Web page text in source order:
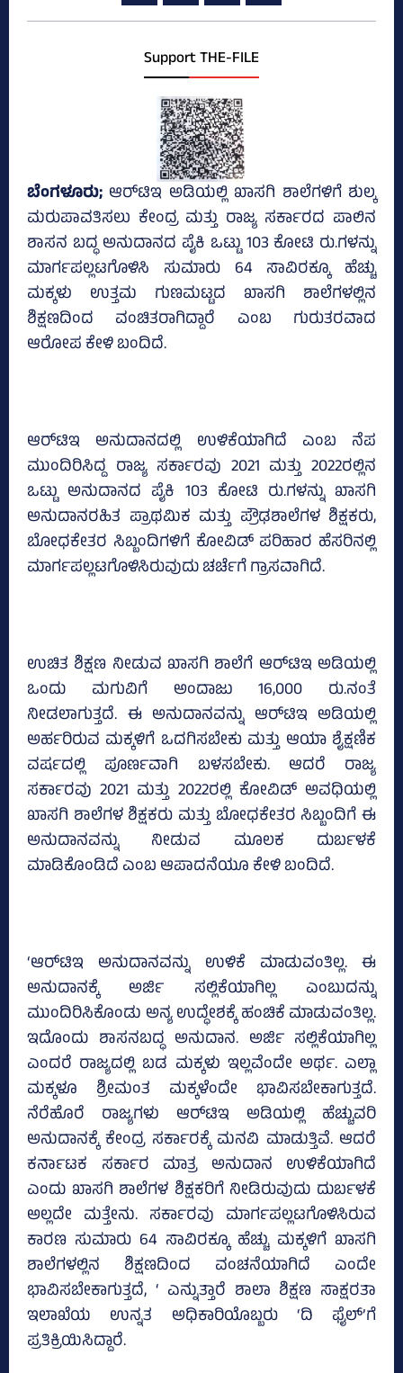
Support THE-FILE
ಬೆಂಗಳೂರು; ಆರ್‌ಟಿಇ ಅಡಿಯಲ್ಲಿ ಖಾಸಗಿ ಶಾಲೆಗಳಿಗೆ ಶುಲ್ಕ
ಮರುಪಾವತಿಸಲು ಕೇಂದ್ರ ಮತ್ತು ರಾಜ್ಯ ಸರ್ಕಾರದ ಪಾಲಿನ
ಶಾಸನ ಬದ್ಧ ಅನುದಾನದ ಪೈಕಿ ಒಟ್ಟು 103 ಕೋಟಿ ರು.ಗಳನ್ನು
ಮಾರ್ಗಪಲ್ಲಟಗೊಳಿಸಿ ಸುಮಾರು 64 ಸಾವಿರಕ್ಕೂ ಹೆಚ್ಚು
ಮಕ್ಕಳು ಉತ್ತಮ ಗುಣಮಟ್ಟದ ಖಾಸಗಿ ಶಾಲೆಗಳಲ್ಲಿನ
ಶಿಕ್ಷಣದಿಂದ ವಂಚಿತರಾಗಿದ್ದಾರೆ ಎಂಬ ಗುರುತರವಾದ
ಆರೋಪ ಕೇಳಿ ಬಂದಿದೆ.
ಆರ್‌ಟಿಇ ಅನುದಾನದಲ್ಲಿ ಉಳಿಕೆಯಾಗಿದೆ ಎಂಬ ನೆಪ
ಮುಂದಿರಿಸಿದ್ದ ರಾಜ್ಯ ಸರ್ಕಾರವು 2021 ಮತ್ತು 2022ರಲ್ಲಿನ
ಒಟ್ಟು ಅನುದಾನದ ಪೈಕಿ 103 ಕೋಟಿ ರು.ಗಳನ್ನು ಖಾಸಗಿ
ಅನುದಾನರಹಿತ ಪ್ರಾಥಮಿಕ ಮತ್ತು ಪ್ರೌಢಶಾಲೆಗಳ ಶಿಕ್ಷಕರು,
ಬೋಧಕೇತರ ಸಿಬ್ಬಂದಿಗಳಿಗೆ ಕೋವಿಡ್‌ ಪರಿಹಾರ ಹೆಸರಿನಲ್ಲಿ
ಮಾರ್ಗಪಲ್ಲಟಗೊಳಿಸಿರುವುದು ಚರ್ಚೆಗೆ ಗ್ರಾಸವಾಗಿದೆ.
ಉಚಿತ ಶಿಕ್ಷಣ ನೀಡುವ ಖಾಸಗಿ ಶಾಲೆಗೆ ಆರ್‌ಟಿಇ ಅಡಿಯಲ್ಲಿ
ಒಂದು ಮಗುವಿಗೆ ಅಂದಾಜು 16,000 ರು.ನಂತೆ
ನೀಡಲಾಗುತ್ತದೆ. ಈ ಅನುದಾನವನ್ನು ಆರ್‌ಟಿಇ ಅಡಿಯಲ್ಲಿ
ಅರ್ಹರಿರುವ ಮಕ್ಕಳಿಗೆ ಒದಗಿಸಬೇಕು ಮತ್ತು ಆಯಾ ಶೈಕ್ಷಣಿಕ
ವರ್ಷದಲ್ಲಿ ಪೂರ್ಣವಾಗಿ ಬಳಸಬೇಕು. ಆದರೆ ರಾಜ್ಯ
ಸರ್ಕಾರವು 2021 ಮತ್ತು 2022ರಲ್ಲಿ ಕೋವಿಡ್‌ ಅವಧಿಯಲ್ಲಿ
ಖಾಸಗಿ ಶಾಲೆಗಳ ಶಿಕ್ಷಕರು ಮತ್ತು ಬೋಧಕೇತರ ಸಿಬ್ಬಂದಿಗೆ ಈ
ಅನುದಾನವನ್ನು ನೀಡುವ ಮೂಲಕ ದುರ್ಬಳಕೆ
ಮಾಡಿಕೊಂಡಿದೆ ಎಂಬ ಆಪಾದನೆಯೂ ಕೇಳಿ ಬಂದಿದೆ.
‘ಆರ್‌ಟಿಇ ಅನುದಾನವನ್ನು ಉಳಿಕೆ ಮಾಡುವಂತಿಲ್ಲ. ಈ
ಅನುದಾನಕ್ಕೆ ಅರ್ಜಿ ಸಲ್ಲಿಕೆಯಾಗಿಲ್ಲ ಎಂಬುದನ್ನು
ಮುಂದಿರಿಸಿಕೊಂಡು ಅನ್ಯ ಉದ್ಧೇಶಕ್ಕೆ ಹಂಚಿಕೆ ಮಾಡುವಂತಿಲ್ಲ.
ಇದೊಂದು ಶಾಸನಬದ್ಧ ಅನುದಾನ. ಅರ್ಜಿ ಸಲ್ಲಿಕೆಯಾಗಿಲ್ಲ
ಎಂದರೆ ರಾಜ್ಯದಲ್ಲಿ ಬಡ ಮಕ್ಕಳು ಇಲ್ಲವೆಂದೇ ಅರ್ಥ. ಎಲ್ಲಾ
ಮಕ್ಕಳೂ ಶ್ರೀಮಂತ ಮಕ್ಕಳೆಂದೇ ಭಾವಿಸಬೇಕಾಗುತ್ತದೆ.
ನೆರೆಹೊರೆ ರಾಜ್ಯಗಳು ಆರ್‌ಟಿಇ ಅಡಿಯಲ್ಲಿ ಹೆಚ್ಚುವರಿ
ಅನುದಾನಕ್ಕೆ ಕೇಂದ್ರ ಸರ್ಕಾರಕ್ಕೆ ಮನವಿ ಮಾಡುತ್ತಿವೆ. ಆದರೆ
ಕರ್ನಾಟಕ ಸರ್ಕಾರ ಮಾತ್ರ ಅನುದಾನ ಉಳಿಕೆಯಾಗಿದೆ
ಎಂದು ಖಾಸಗಿ ಶಾಲೆಗಳ ಶಿಕ್ಷಕರಿಗೆ ನೀಡಿರುವುದು ದುರ್ಬಳಕೆ
ಅಲ್ಲದೇ ಮತ್ತೇನು. ಸರ್ಕಾರವು ಮಾರ್ಗಪಲ್ಲಟಗೊಳಿಸಿರುವ
ಕಾರಣ ಸುಮಾರು 64 ಸಾವಿರಕ್ಕೂ ಹೆಚ್ಚು ಮಕ್ಕಳಿಗೆ ಖಾಸಗಿ
ಶಾಲೆಗಳಲ್ಲಿನ ಶಿಕ್ಷಣದಿಂದ ವಂಚನೆಯಾಗಿದೆ ಎಂದೇ
ಭಾವಿಸಬೇಕಾಗುತ್ತದೆ, ‘ ಎನ್ನುತ್ತಾರೆ ಶಾಲಾ ಶಿಕ್ಷಣ ಸಾಕ್ಷರತಾ
ಇಲಾಖೆಯ ಉನ್ನತ ಅಧಿಕಾರಿಯೊಬ್ಬರು ‘ದಿ ಫೈಲ್‌’ಗೆ
ಪ್ರತಿಕ್ರಿಯಿಸಿದ್ದಾರೆ.